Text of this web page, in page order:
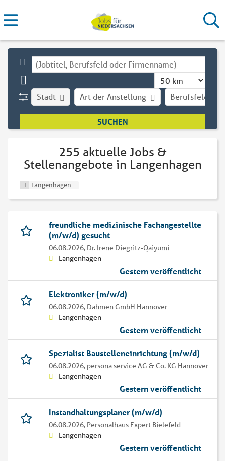
Stadt Art der Anstellung Berufsfeld
255 aktuelle Jobs &
Stellenangebote in Langenhagen
Langenhagen
freundliche medizinische Fachangestellte
(m/w/d) gesucht
06.08.2026, Dr. Irene Diegritz-Qaiyumi
Langenhagen
Gestern veröffentlicht
Elektroniker (m/w/d)
06.08.2026, Dahmen GmbH Hannover
Langenhagen
Gestern veröffentlicht
Spezialist Baustelleneinrichtung (m/w/d)
06.08.2026, persona service AG & Co. KG Hannover
Langenhagen
Gestern veröffentlicht
Instandhaltungsplaner (m/w/d)
06.08.2026, Personalhaus Expert Bielefeld
Langenhagen
Gestern veröffentlicht